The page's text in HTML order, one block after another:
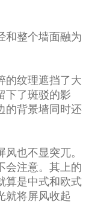
和整个墙面融为
的纹理遮挡了大
下了斑驳的影
的背景墙同时还
也不显突兀。
会注意。其上的
算是中式和欧式
就将屏风收起